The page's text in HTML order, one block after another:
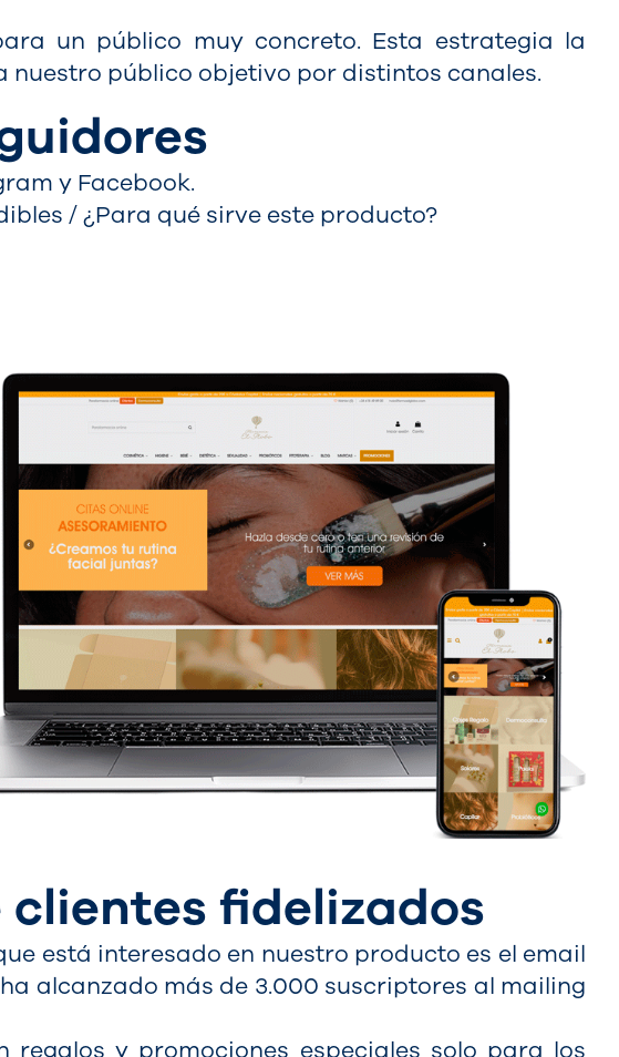
un público muy concreto. Esta estrategia la
público objetivo por distintos canales.
y Facebook.
/ ¿Para qué sirve este producto?
clientes fidelizados
está interesado en nuestro producto es el email
alcanzado más de 3.000 suscriptores al mailing
y promociones especiales solo para los